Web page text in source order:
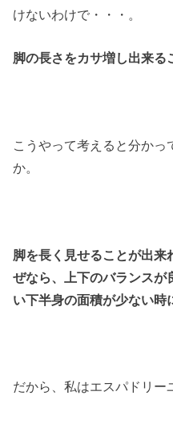
けないわけで・・・。
脚の長さをカサ増し出来る
こうやって考えると分かっ
か。
脚を長く見せることが出来
ぜなら、上下のバランスが
い下半身の面積が少ない時
だから、私はエスパドリー